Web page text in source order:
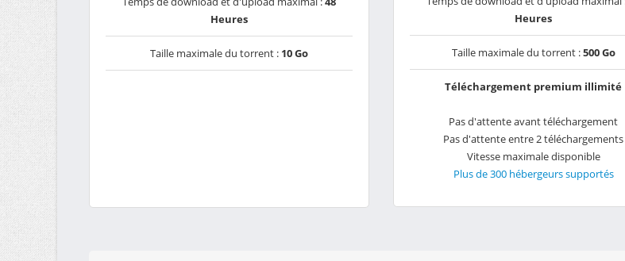
Heures
Taille maximale du torrent : 10 Go
Heures
Taille maximale du torrent :500 Go
Téléchargement premium illimité
Pas d'attente avant téléchargement
Pas d'attente entre 2 téléchargements
Vitesse maximale disponible
Plus de 300 hébergeurs supportés